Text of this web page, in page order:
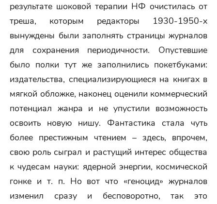
результате шоковой терапии НФ очистилась от
треша, которым редакторы 1930-1950-х
вынуждены были заполнять страницы журналов
для сохранения периодичности. Опустевшие
было полки тут же заполнились покетбуками:
издательства, специализирующиеся на книгах в
мягкой обложке, наконец оценили коммерческий
потенциал жанра и не упустили возможность
освоить новую нишу. Фантастика стала чуть
более престижным чтением – здесь, впрочем,
свою роль сыграл и растущий интерес общества
к чудесам науки: ядерной энергии, космической
гонке и т. п. Но вот что «геноцид» журналов
изменил сразу и бесповоротно, так это